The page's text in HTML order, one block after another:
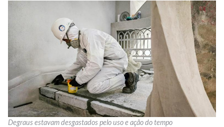
Degraus estavam desgastados pelo uso e ação do tempo